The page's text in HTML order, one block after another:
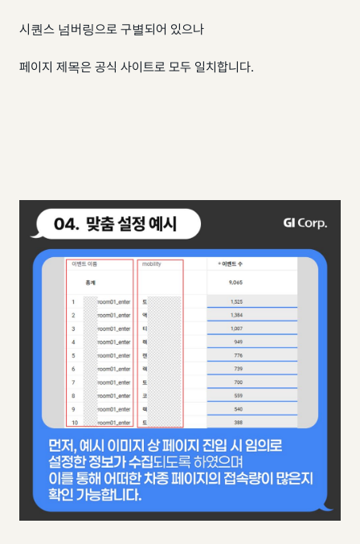
시퀀스 넘버링으로 구별되어 있으나
페이지 제목은 공식 사이트로 모두 일치합니다.